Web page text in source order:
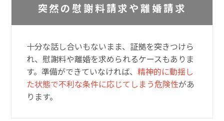
突然の慰謝料請求や離婚請求
十分な話し合いもないまま、証拠を突きつけら
れ、慰謝料や離婚を求められるケースもありま
す。準備ができていなければ、精神的に動揺し
た状態で不利な条件に応じてしまう危険性があ
ります。